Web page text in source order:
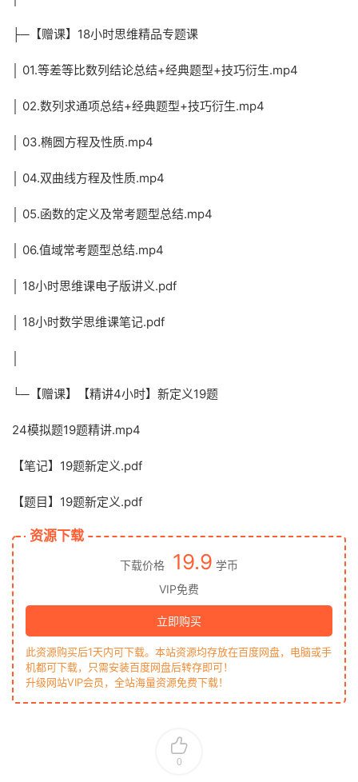
├─【赠课】18小时思维精品专题课
│ 01.等差等比数列结论总结+经典题型+技巧衍生.mp4
│ 02.数列求通项总结+经典题型+技巧衍生.mp4
│ 03.椭圆方程及性质.mp4
│ 04.双曲线方程及性质.mp4
│ 05.函数的定义及常考题型总结.mp4
│ 06.值域常考题型总结.mp4
│ 18小时思维课电子版讲义.pdf
│ 18小时数学思维课笔记.pdf
└─【赠课】【精讲4小时】新定义19题
24模拟题19题精讲.mp4
【笔记】19题新定义.pdf
【题目】19题新定义.pdf
资源下载
下载价格 19.9 学币
VIP免费
立即购买
此资源购买后1天内可下载。本站资源均存放在百度网盘，电脑或手
机都可下载，只需安装百度网盘后转存即可！
升级网站VIP会员，全站海量资源免费下载！
0